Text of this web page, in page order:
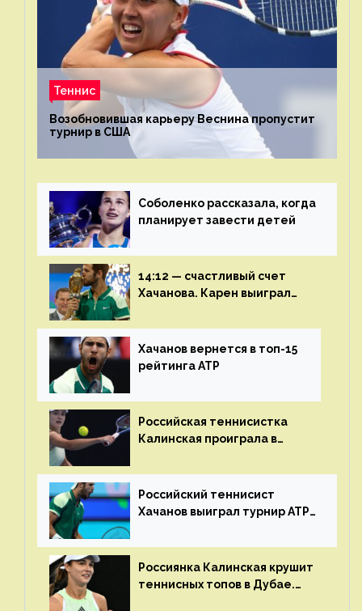
Теннис
Возобновившая карьеру Веснина пропустит
турнир в США
Соболенко рассказала, когда
планирует завести детей
14:12 — счастливый счет
Хачанова. Карен выиграл
Хачанов вернется в топ-15
рейтинга ATP
Российская теннисистка
Калинская проиграла в
Российский теннисист
Хачанов выиграл турнир ATP
Россиянка Калинская крушит
теннисных топов в Дубае.